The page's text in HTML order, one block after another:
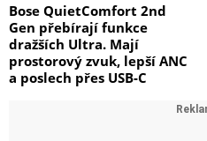
Bose QuietComfort 2nd
Gen přebírají funkce
dražších Ultra. Mají
prostorový zvuk, lepší ANC
a poslech přes USB-C